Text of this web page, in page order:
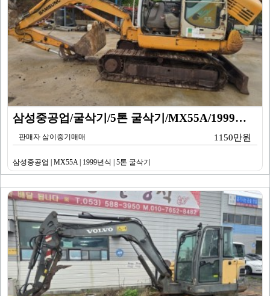
삼성중공업/굴삭기/5톤 굴삭기/MX55A/1999년식
판매자 삼이중기매매 1150만원
삼성중공업 | MX55A | 1999년식 | 5톤 굴삭기